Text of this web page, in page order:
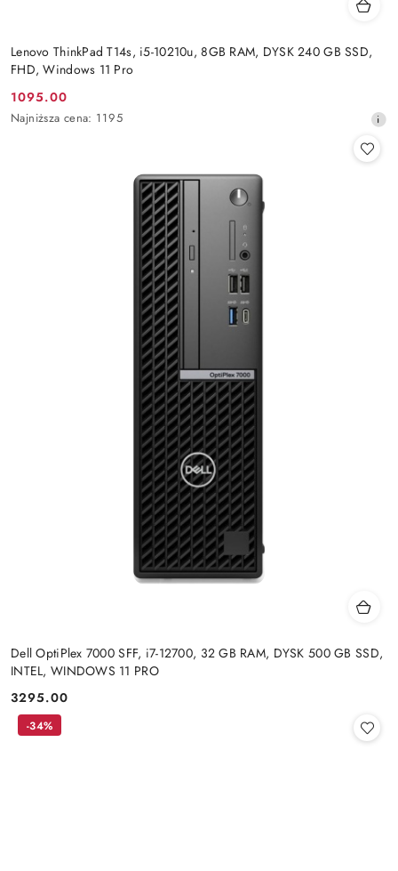
Lenovo ThinkPad T14s, i5-10210u, 8GB RAM, DYSK 240 GB SSD,
FHD, Windows 11 Pro
Cena
promocyjna:
1095.00
Najniższa
Najniższa cena: 1195
Dell OptiPlex 7000 SFF, i7-12700, 32 GB RAM, DYSK 500 GB SSD,
INTEL, WINDOWS 11 PRO
Cena:
3295.00
-34%